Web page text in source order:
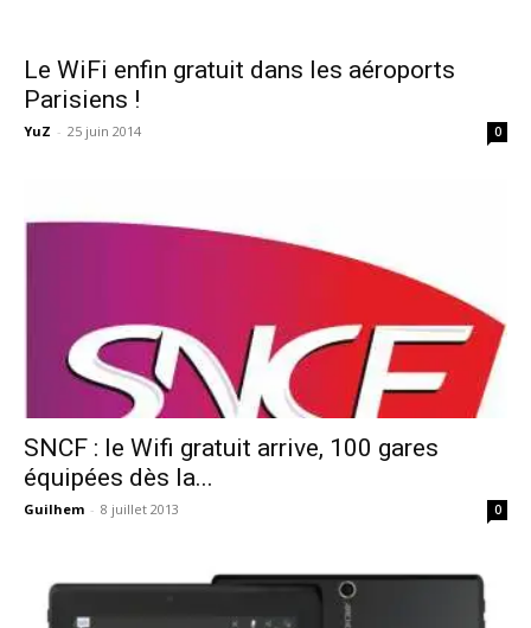
Le WiFi enfin gratuit dans les aéroports
Parisiens !
YuZ - 25 juin 2014 0
SNCF : le Wifi gratuit arrive, 100 gares
équipées dès la...
Guilhem - 8 juillet 2013 0